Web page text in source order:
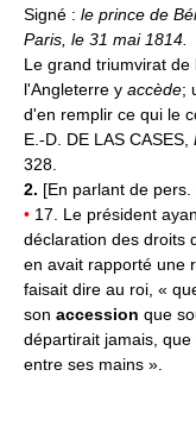
Signé : le prince de
Paris, le 31 mai 1814.
Le grand triumvirat de
l'Angleterre y accède;
d'en remplir ce qui le
E.-D. DE LAS CASES,
328.
2. [En parlant de pers.
• 17. Le président
déclaration des droits
en avait rapporté une
faisait dire au roi, «
son accession que
départirait jamais,
entre ses mains ».